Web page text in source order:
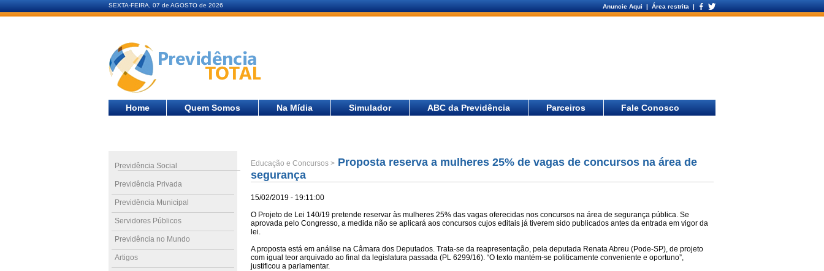
SEXTA-FEIRA, 07 de AGOSTO de 2026 Anuncie Aqui | Área restrita |
Home Quem Somos Na Mídia Simulador ABC da Previdência Parceiros Fale Conosco
Previdência Social
Previdência Privada
Previdência Municipal
Servidores Públicos
Previdência no Mundo
Artigos
Educação e Concursos > Proposta reserva a mulheres 25% de vagas de concursos na área de
segurança
15/02/2019 - 19:11:00
O Projeto de Lei 140/19 pretende reservar às mulheres 25% das vagas oferecidas nos concursos na área de segurança pública. Se
aprovada pelo Congresso, a medida não se aplicará aos concursos cujos editais já tiverem sido publicados antes da entrada em vigor da
lei.
A proposta está em análise na Câmara dos Deputados. Trata-se da reapresentação, pela deputada Renata Abreu (Pode-SP), de projeto
com igual teor arquivado ao final da legislatura passada (PL 6299/16). “O texto mantém-se politicamente conveniente e oportuno”,
justificou a parlamentar.